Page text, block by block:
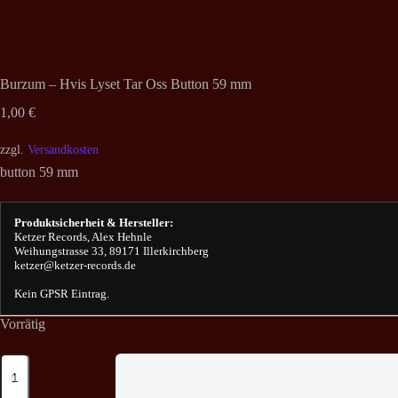
Burzum – Hvis Lyset Tar Oss Button 59 mm
1,00 €
zzgl. Versandkosten
button 59 mm
Produktsicherheit & Hersteller:
Ketzer Records, Alex Hehnle
Weihungstrasse 33, 89171 Illerkirchberg
ketzer@ketzer-records.de
Kein GPSR Eintrag.
Vorrätig
Burzum